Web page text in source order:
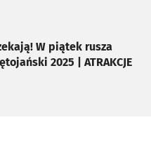
W piątek rusza
2025 | ATRAKCJE